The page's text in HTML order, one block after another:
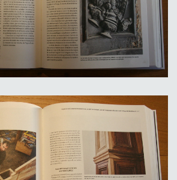
Actes_sud-
des retables de Bordeaux
2